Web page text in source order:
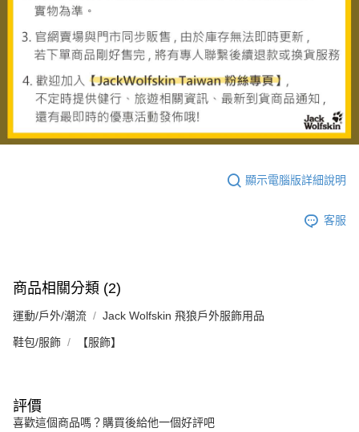
顯示電腦版詳細說明
客服
商品相關分類 (2)
運動/戶外/潮流 Jack Wolfskin 飛狼戶外服飾用品
鞋包/服飾 【服飾】
評價
喜歡這個商品嗎？購買後給他一個好評吧